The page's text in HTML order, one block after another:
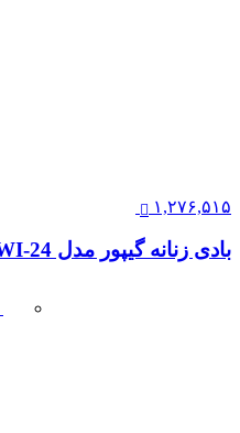
۱,۲۷۶,۵۱۵
بادی زنانه گیپور مدل GLP-WI-24